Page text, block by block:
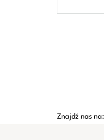
Znajdź nas na: